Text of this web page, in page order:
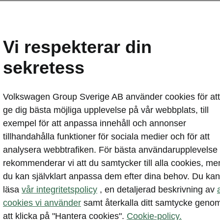
specifikationer
mått
Combi Sportlines yttre mått
mm
mm (11 mm lägre än Superb Combi)
inre mått
Vi respekterar din
sekretess
Volkswagen Group Sverige AB använder cookies för att
ge dig bästa möjliga upplevelse på vår webbplats, till
exempel för att anpassa innehåll och annonser
tillhandahålla funktioner för sociala medier och för att
analysera webbtrafiken. För bästa användarupplevelse
rekommenderar vi att du samtycker till alla cookies,
du kan självklart anpassa dem efter dina behov. Du kan
läsa vår integritetspolicy , en detaljerad beskrivning av
cookies vi använder samt återkalla ditt samtycke
att klicka på "Hantera cookies". Cookie-policy.